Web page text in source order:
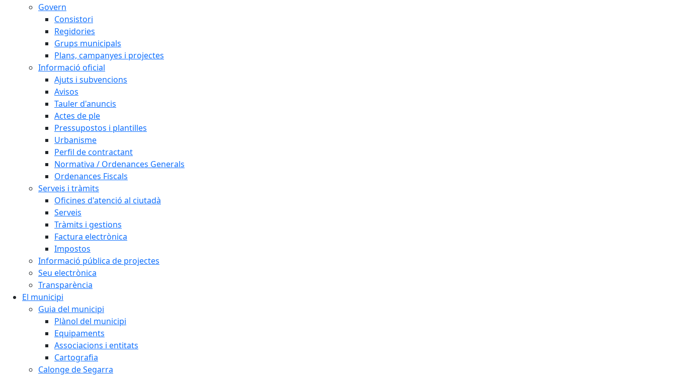
Govern
Consistori
Regidories
Grups municipals
Plans, campanyes i projectes
Informació oficial
Ajuts i subvencions
Avisos
Tauler d'anuncis
Actes de ple
Pressupostos i plantilles
Urbanisme
Perfil de contractant
Normativa / Ordenances Generals
Ordenances Fiscals
Serveis i tràmits
Oficines d'atenció al ciutadà
Serveis
Tràmits i gestions
Factura electrònica
Impostos
Informació pública de projectes
Seu electrònica
Transparència
El municipi
Guia del municipi
Plànol del municipi
Equipaments
Associacions i entitats
Cartografia
Calonge de Segarra